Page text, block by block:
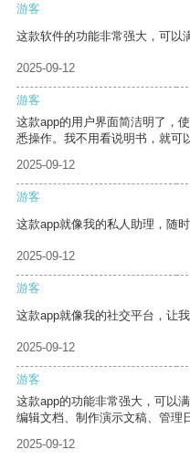
游客
这款软件的功能非常强大，可以
2025-09-12
游客
这款app的用户界面简洁明了，
悉操作。我不用看说明书，就可
2025-09-12
游客
这款app就像我的私人助理，随
2025-09-12
游客
这款app就像我的社交平台，让
2025-09-12
游客
这款app的功能非常强大，可以
编辑文档、制作演示文稿、管理
2025-09-12